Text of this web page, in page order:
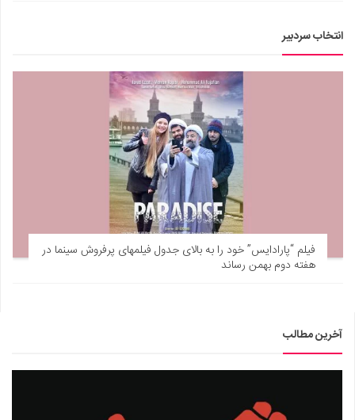
انتخاب سردبیر
فیلم “پارادایس” خود را به بالای جدول فیلمهای پرفروش سینما در
هفته دوم بهمن رساند
آخرین مطالب